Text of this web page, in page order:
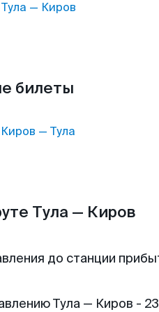
Тула — Киров
билеты
Киров — Тула
Тула — Киров
до станции
Тула — Киров - 23